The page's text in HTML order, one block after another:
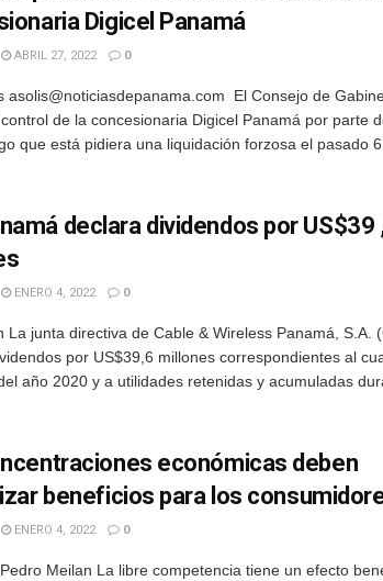
Digicel Panamá
ABRIL 27, 2022 0
asolis@noticiasdepanama.com El Consejo de
de la concesionaria Digicel Panamá por parte
que está pidiera una liquidación forzosa el pasado
declara dividendos por US$39
ENERO 4, 2022 0
La junta directiva de Cable & Wireless Panamá, S.A.
por US$39,6 millones correspondientes al
año 2020 y a utilidades retenidas y acumuladas
económicas deben
beneficios para los
ENERO 4, 2022 0
Meilan La libre competencia tiene un efecto